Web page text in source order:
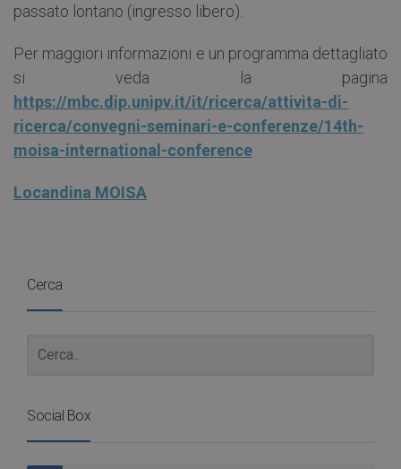
passato lontano (ingresso libero).
Per maggiori informazioni e un programma dettagliato
si veda la pagina
https://mbc.dip.unipv.it/it/ricerca/attivita-di-
ricerca/convegni-seminari-e-conferenze/14th-
moisa-international-conference
Locandina MOISA
Cerca
Social Box